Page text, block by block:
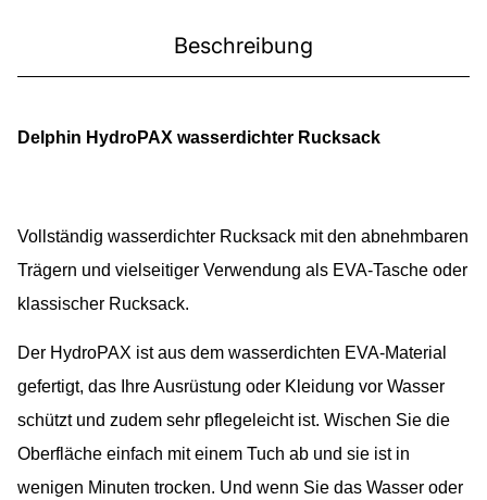
Beschreibung
Delphin HydroPAX wasserdichter Rucksack
Vollständig wasserdichter Rucksack mit den abnehmbaren
Trägern und vielseitiger Verwendung als EVA-Tasche oder
klassischer Rucksack.
Der HydroPAX ist aus dem wasserdichten EVA-Material
gefertigt, das Ihre Ausrüstung oder Kleidung vor Wasser
schützt und zudem sehr pflegeleicht ist. Wischen Sie die
Oberfläche einfach mit einem Tuch ab und sie ist in
wenigen Minuten trocken. Und wenn Sie das Wasser oder